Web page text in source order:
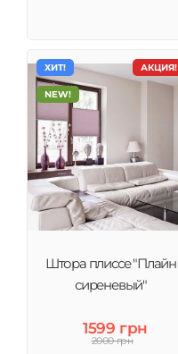
АКЦИЯ!
ХИТ!
NEW!
Штора плиссе "Плайн
сиреневый"
1599 грн
2000 грн